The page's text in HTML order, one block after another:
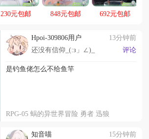
230元包邮 848元包邮 692元包邮
Hpoi-309806用户
13分钟前
还没有信仰_(:з」∠)_
评论
是钓鱼佬怎么不给鱼竿
RPG-05 蜗的异世界冒险 勇者 迅狼
知音喵
15分钟前